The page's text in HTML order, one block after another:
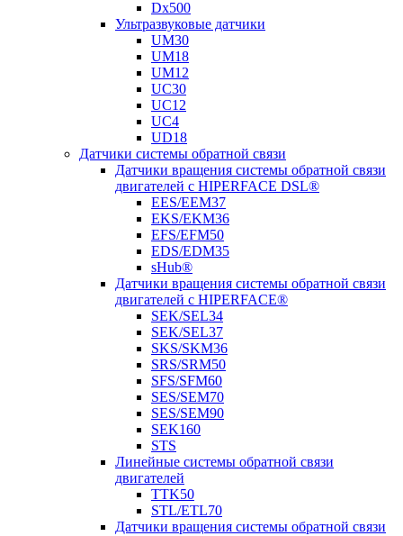
Dx500
Ультразвуковые датчики
UM30
UM18
UM12
UC30
UC12
UC4
UD18
Датчики системы обратной связи
Датчики вращения системы обратной связи
двигателей с HIPERFACE DSL®
EES/EEM37
EKS/EKM36
EFS/EFM50
EDS/EDM35
sHub®
Датчики вращения системы обратной связи
двигателей с HIPERFACE®
SEK/SEL34
SEK/SEL37
SKS/SKM36
SRS/SRM50
SFS/SFM60
SES/SEM70
SES/SEM90
SEK160
STS
Линейные системы обратной связи
двигателей
TTK50
STL/ETL70
Датчики вращения системы обратной связи